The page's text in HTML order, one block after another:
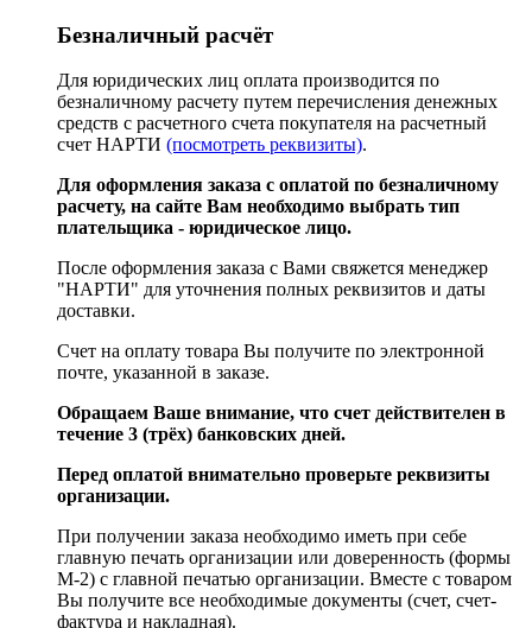
Безналичный расчёт
Для юридических лиц оплата производится по
безналичному расчету путем перечисления денежных
средств с расчетного счета покупателя на расчетный
счет НАРТИ (посмотреть реквизиты).
Для оформления заказа с оплатой по безналичному
расчету, на сайте Вам необходимо выбрать тип
плательщика - юридическое лицо.
После оформления заказа с Вами свяжется менеджер
"НАРТИ" для уточнения полных реквизитов и даты
доставки.
Счет на оплату товара Вы получите по электронной
почте, указанной в заказе.
Обращаем Ваше внимание, что счет действителен в
течение 3 (трёх) банковских дней.
Перед оплатой внимательно проверьте реквизиты
организации.
При получении заказа необходимо иметь при себе
главную печать организации или доверенность (формы
М-2) с главной печатью организации. Вместе с товаром
Вы получите все необходимые документы (счет, счет-
фактура и накладная).